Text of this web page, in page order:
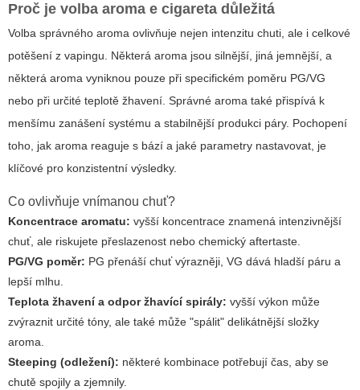
Proč je volba aroma e cigareta důležitá
Volba správného aroma ovlivňuje nejen intenzitu chuti, ale i celkové
potěšení z vapingu. Některá aroma jsou silnější, jiná jemnější, a
některá aroma vyniknou pouze při specifickém poměru PG/VG
nebo při určité teplotě žhavení. Správné aroma také přispívá k
menšímu zanášení systému a stabilnější produkci páry. Pochopení
toho, jak aroma reaguje s bází a jaké parametry nastavovat, je
klíčové pro konzistentní výsledky.
Co ovlivňuje vnímanou chuť?
Koncentrace aromatu: vyšší koncentrace znamená intenzivnější
chuť, ale riskujete přeslazenost nebo chemický aftertaste.
PG/VG poměr: PG přenáší chuť výrazněji, VG dává hladší páru a
lepší mlhu.
Teplota žhavení a odpor žhavící spirály: vyšší výkon může
zvýraznit určité tóny, ale také může "spálit" delikátnější složky
aroma.
Steeping (odležení): některé kombinace potřebují čas, aby se
chutě spojily a zjemnily.